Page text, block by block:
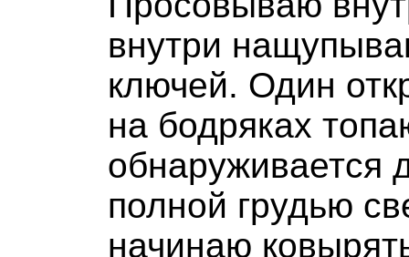
внутри
ключей. Один
на бодряках
полной грудью
начинаю